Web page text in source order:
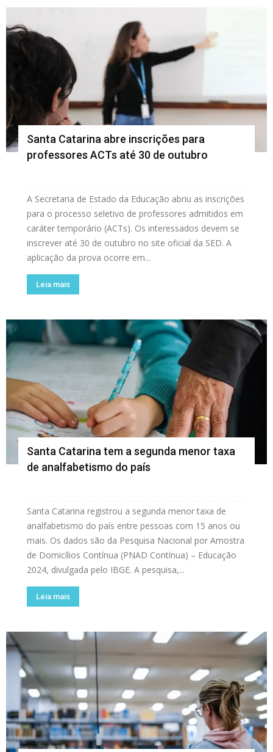
Santa Catarina abre inscrições para
professores ACTs até 30 de outubro
A Secretaria de Estado da Educação abriu as inscrições
para o processo seletivo de professores admitidos em
caráter temporário (ACTs). Os interessados devem se
inscrever até 30 de outubro no site oficial da SED. A
aplicação da prova ocorre em...
Leia mais
Santa Catarina tem a segunda menor taxa
de analfabetismo do país
Santa Catarina registrou a segunda menor taxa de
analfabetismo do país entre pessoas com 15 anos ou
mais. Os dados são da Pesquisa Nacional por Amostra
de Domicílios Contínua (PNAD Contínua) – Educação
2024, divulgada pelo IBGE. A pesquisa,...
Leia mais